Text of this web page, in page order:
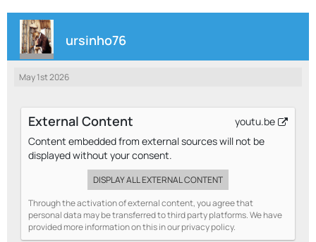
ursinho76
May 1st 2026
External Content
youtu.be
Content embedded from external sources will not be
displayed without your consent.
DISPLAY ALL EXTERNAL CONTENT
Through the activation of external content, you agree that
personal data may be transferred to third party platforms. We have
provided more information on this in our privacy policy.